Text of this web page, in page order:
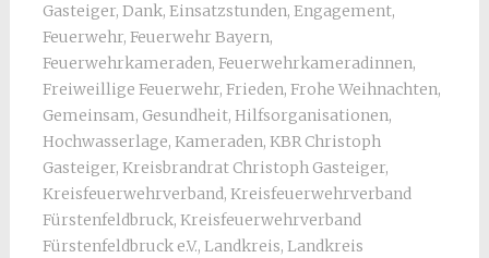
Gasteiger, Dank, Einsatzstunden, Engagement,
Feuerwehr, Feuerwehr Bayern,
Feuerwehrkameraden, Feuerwehrkameradinnen,
Freiweillige Feuerwehr, Frieden, Frohe Weihnachten,
Gemeinsam, Gesundheit, Hilfsorganisationen,
Hochwasserlage, Kameraden, KBR Christoph
Gasteiger, Kreisbrandrat Christoph Gasteiger,
Kreisfeuerwehrverband, Kreisfeuerwehrverband
Fürstenfeldbruck, Kreisfeuerwehrverband
Fürstenfeldbruck e.V., Landkreis, Landkreis